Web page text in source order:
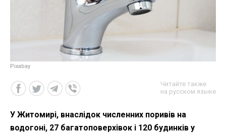
Рixabay
Читайте также
на русском языке
У Житомирі, внаслідок численних поривів на
водогоні, 27 багатоповерхівок і 120 будинків у